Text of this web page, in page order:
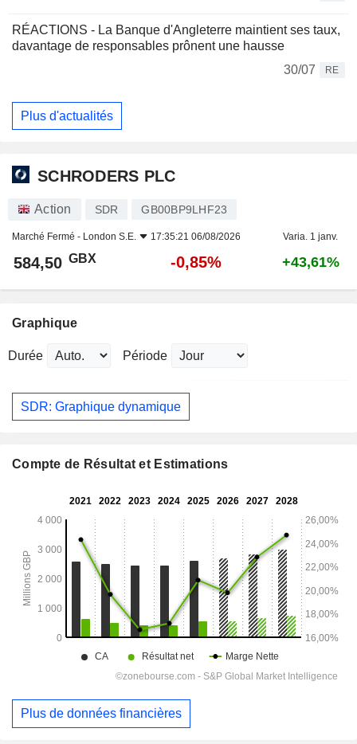
RÉACTIONS - La Banque d'Angleterre maintient ses taux,
davantage de responsables prônent une hausse
30/07
RE
Plus d'actualités
SCHRODERS PLC
Action SDR GB00BP9LHF23
Marché Fermé - London S.E. 17:35:21 06/08/2026 Varia. 1 janv.
584,50 GBX -0,85% +43,61%
Graphique
Durée Période
SDR: Graphique dynamique
Compte de Résultat et Estimations
Plus de données financières